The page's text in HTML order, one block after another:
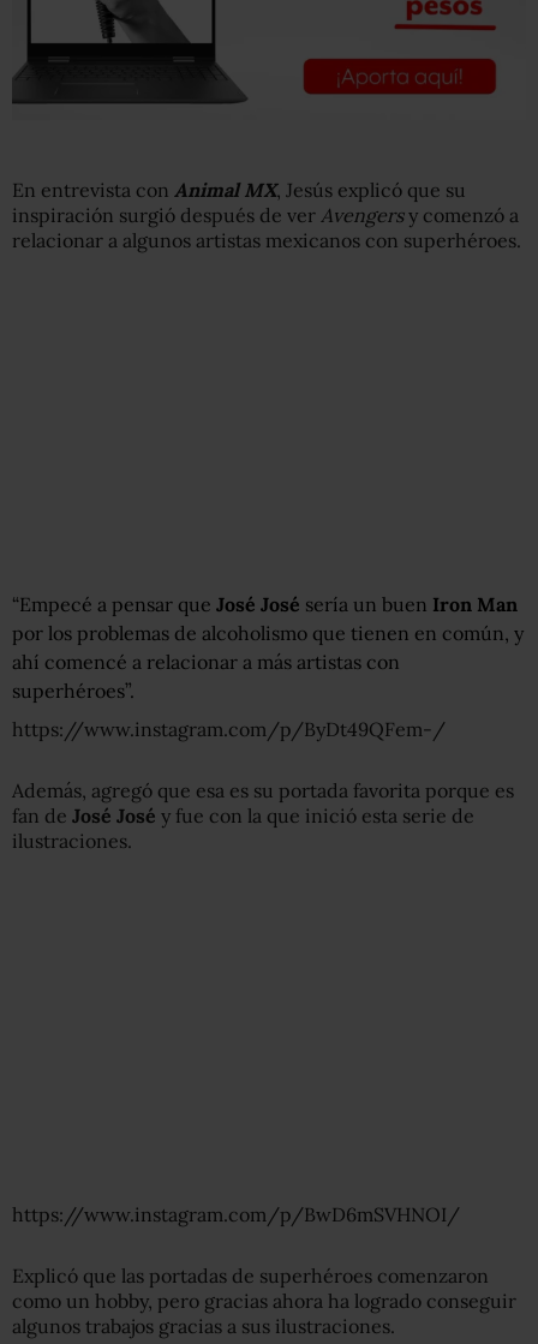
En entrevista con Animal MX, Jesús explicó que su
inspiración surgió después de ver Avengersy comenzó a
relacionar a algunos artistas mexicanos con superhéroes.
“Empecé a pensar que José José sería un buen Iron Man
por los problemas de alcoholismo que tienen en común, y
ahí comencé a relacionar a más artistas con
superhéroes”.
https://www.instagram.com/p/ByDt49QFem-/
Además, agregó que esa es su portada favorita porque es
fan de José José y fue con la que inició esta serie de
ilustraciones.
https://www.instagram.com/p/BwD6mSVHNOI/
Explicó que las portadas de superhéroes comenzaron
como un hobby, pero gracias ahora ha logrado conseguir
algunos trabajos gracias a sus ilustraciones.